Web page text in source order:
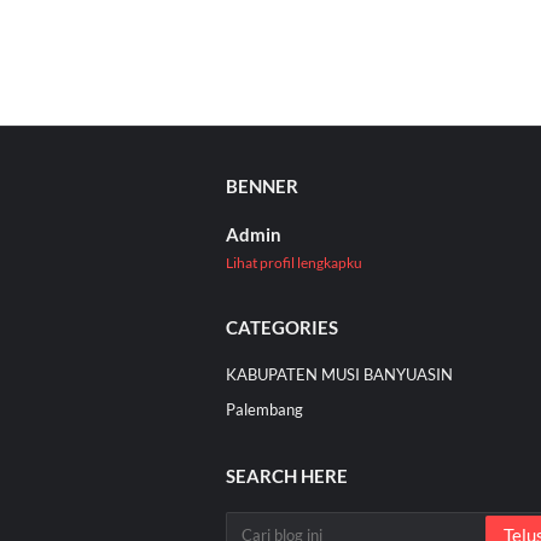
BENNER
Admin
Lihat profil lengkapku
CATEGORIES
KABUPATEN MUSI BANYUASIN
Palembang
SEARCH HERE